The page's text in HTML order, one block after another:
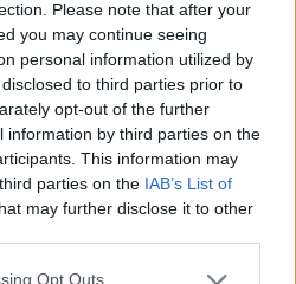
Please note that after your
you may continue seeing
personal information utilized by
to third parties prior to
opt-out of the further
information by third parties on the
This information may
parties on the IAB’s List of
may further disclose it to other
Opt Outs